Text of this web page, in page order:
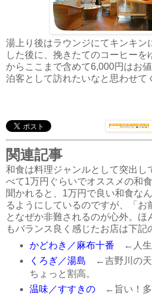
湯上り後はラウンジにてキンキン
した後に、挽きたてのコーヒー
からここまで含めて6,000円はお
泊客として訪れたいなと思わせて
関連記事
和食は料理ジャンルとして突出し
べて1万円ぐらいでオススメの和
聞かれると、1万円で良い和食な
るようにしているのですが、「お
となぜか非難されるのが心外。
もバランス良く感じたお店は下記
かどわき／麻布十番 ←人生
くろぎ／湯島 ←吉野川の天
ちょっと割高。
温味／すすきの←旨い！多